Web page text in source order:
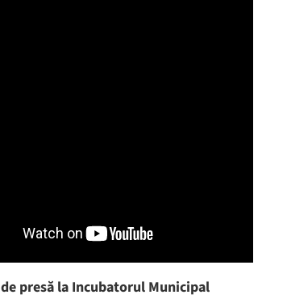
presă la Incubatorul Municipal